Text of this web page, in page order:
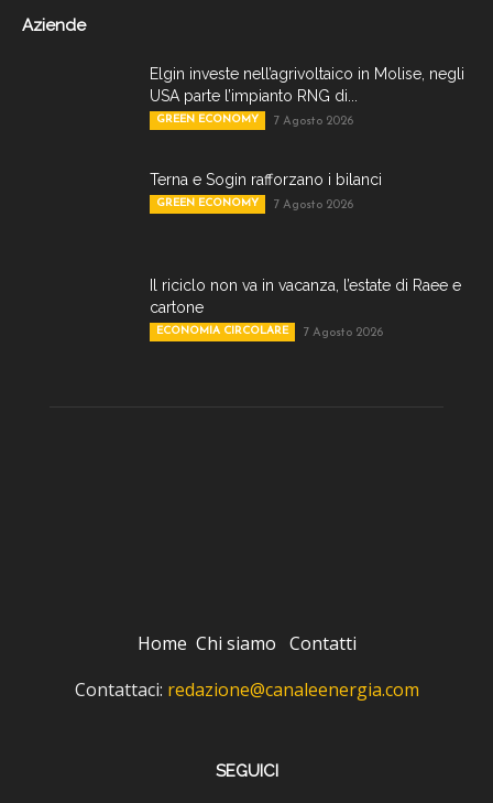
Aziende
Elgin investe nell’agrivoltaico in Molise, negli
USA parte l’impianto RNG di...
GREEN ECONOMY 7 Agosto 2026
Terna e Sogin rafforzano i bilanci
GREEN ECONOMY 7 Agosto 2026
Il riciclo non va in vacanza, l’estate di Raee e
cartone
ECONOMIA CIRCOLARE 7 Agosto 2026
Home Chi siamo Contatti
Contattaci: redazione@canaleenergia.com
SEGUICI